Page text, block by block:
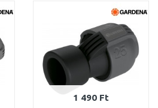
Összehasonlítás
1 490 Ft